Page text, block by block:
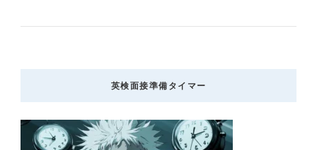
英検面接準備タイマー